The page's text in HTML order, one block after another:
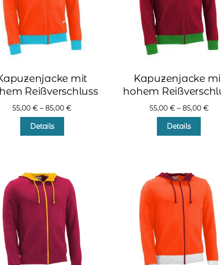
der
Produktseite
gewählt
werden
der
mit
Reißverschluss
55,00€ –85,00€
Details
Die
Optionen
können
auf
der
Produktseite
gewählt
werden
Kapuzenjacke
hohem
55,00 €– 85,00 €
Details
Die
der